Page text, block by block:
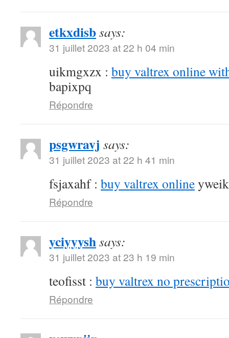
etkxdisbsays:
31 juillet 2023 at 22 h 04 min
uikmgxzx : buy valtrex online
bapixpq
Répondre
psgwravj says:
31 juillet 2023 at 22 h 41 min
fsjaxahf : buy valtrex online
Répondre
yciyyyshsays:
31 juillet 2023 at 23 h 19 min
teofisst : buy valtrex no
Répondre